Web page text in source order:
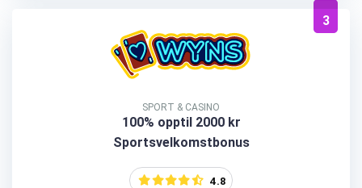
3
SPORT & CASINO
100% opptil 2000 kr
Sportsvelkomstbonus
4.8